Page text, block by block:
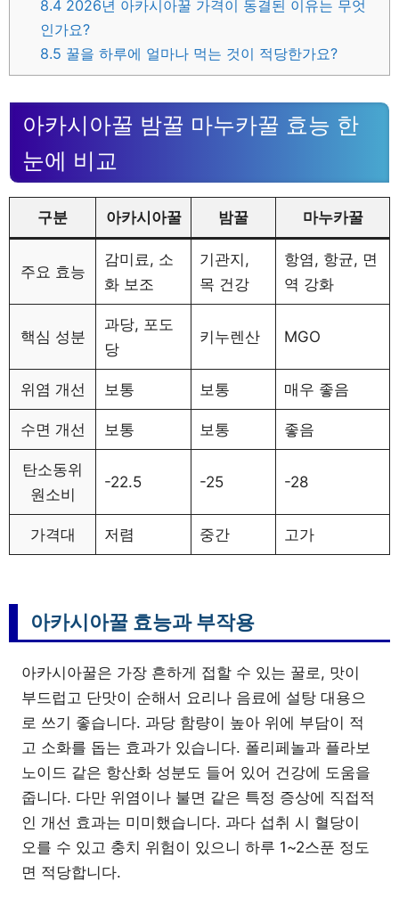
8.4 2026년 아카시아꿀 가격이 동결된 이유는 무엇
인가요?
8.5 꿀을 하루에 얼마나 먹는 것이 적당한가요?
아카시아꿀 밤꿀 마누카꿀 효능 한
눈에 비교
구분 아카시아꿀 밤꿀 마누카꿀
주요 효능
감미료, 소
화 보조
기관지,
목 건강
항염, 항균, 면
역 강화
핵심 성분
과당, 포도
당
키누렌산 MGO
위염 개선 보통 보통 매우 좋음
수면 개선 보통 보통 좋음
탄소동위
원소비
-22.5 -25 -28
가격대 저렴 중간 고가
아카시아꿀 효능과 부작용
아카시아꿀은 가장 흔하게 접할 수 있는 꿀로, 맛이
부드럽고 단맛이 순해서 요리나 음료에 설탕 대용으
로 쓰기 좋습니다. 과당 함량이 높아 위에 부담이 적
고 소화를 돕는 효과가 있습니다. 폴리페놀과 플라보
노이드 같은 항산화 성분도 들어 있어 건강에 도움을
줍니다. 다만 위염이나 불면 같은 특정 증상에 직접적
인 개선 효과는 미미했습니다. 과다 섭취 시 혈당이
오를 수 있고 충치 위험이 있으니 하루 1~2스푼 정도
면 적당합니다.